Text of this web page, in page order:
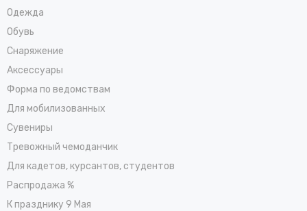
Одежда
Обувь
Снаряжение
Аксессуары
Форма по ведомствам
Для мобилизованных
Сувениры
Тревожный чемоданчик
Для кадетов, курсантов, студентов
Распродажа %
К празднику 9 Мая